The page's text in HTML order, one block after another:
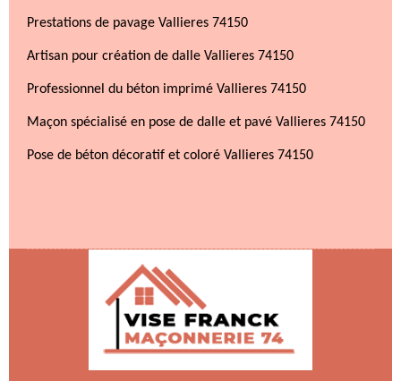
Prestations de pavage Vallieres 74150
Artisan pour création de dalle Vallieres 74150
Professionnel du béton imprimé Vallieres 74150
Maçon spécialisé en pose de dalle et pavé Vallieres 74150
Pose de béton décoratif et coloré Vallieres 74150